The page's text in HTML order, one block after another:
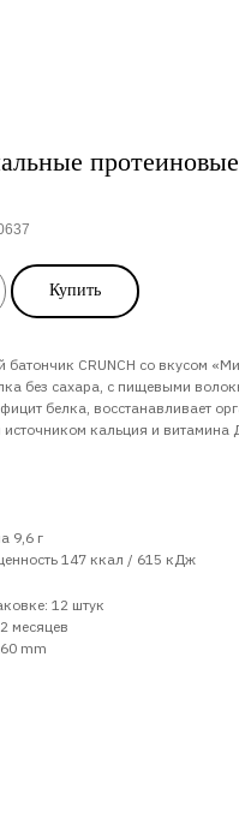
Купить
CRUNCH со вкусом
без сахара, с пищевыми
белка, восстанавливает
кальция и витамина
9,6 г
147 ккал / 615 кДж
12 штук
месяцев
mm